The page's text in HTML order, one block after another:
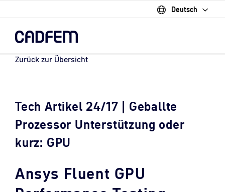
Deutsch
content.
Zurück zur Übersicht
Tech Artikel 24/17 | Geballte
Prozessor Unterstützung oder
kurz: GPU
Ansys Fluent GPU